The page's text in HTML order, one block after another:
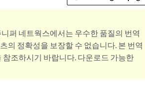
퍼 네트웍스에서는 우수한 품질의 번역
의 정확성을 보장할 수 없습니다. 본 번역
조하시기 바랍니다. 다운로드 가능한